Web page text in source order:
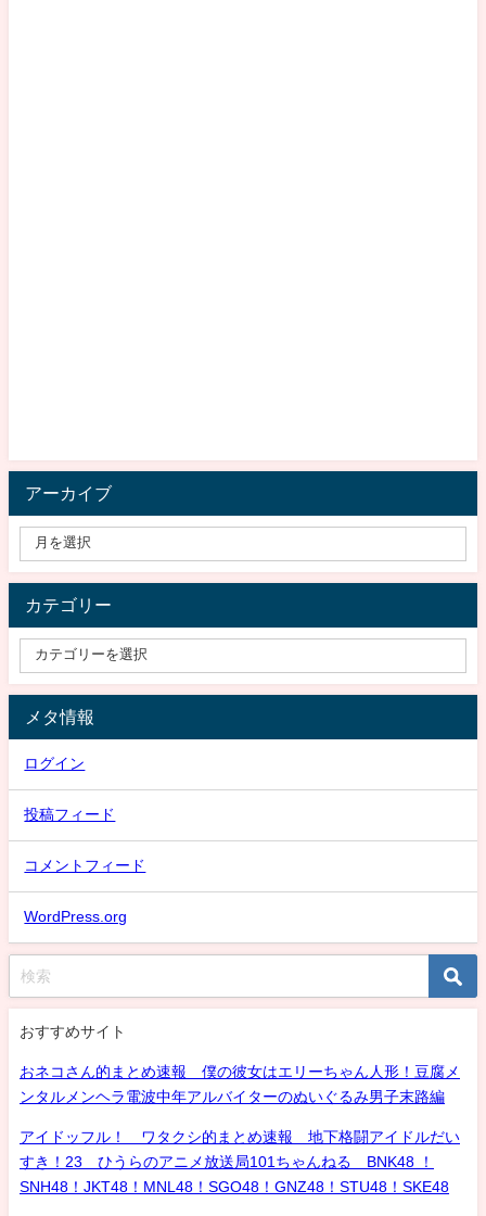
アーカイブ
カテゴリー
メタ情報
ログイン
投稿フィード
コメントフィード
WordPress.org
おすすめサイト
おネコさん的まとめ速報 僕の彼女はエリーちゃん人形！豆腐メ
ンタルメンヘラ電波中年アルバイターのぬいぐるみ男子末路編
アイドッフル！ ワタクシ的まとめ速報 地下格闘アイドルだい
すき！23 ひうらのアニメ放送局101ちゃんねる BNK48 ！
SNH48！JKT48！MNL48！SGO48！GNZ48！STU48！SKE48